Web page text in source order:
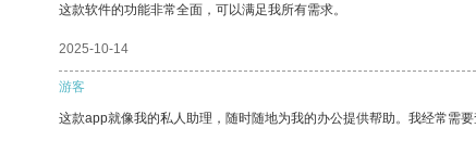
这款软件的功能非常全面，可以满足我所有需求。
2025-10-14
游客
这款app就像我的私人助理，随时随地为我的办公提供帮助。我经常需